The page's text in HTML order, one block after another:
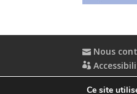
Nous
Ce site